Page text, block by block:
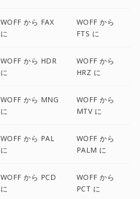
WOFF から FAX
に
WOFF から
FTS に
WOFF から HDR
に
WOFF から
HRZ に
WOFF から MNG
に
WOFF から
MTV に
WOFF から PAL
に
WOFF から
PALM に
WOFF から PCD
に
WOFF から
PCT に